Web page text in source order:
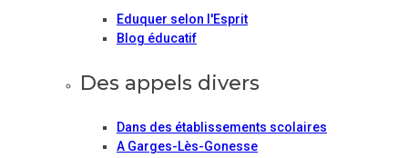
Eduquer selon l'Esprit
Blog éducatif
Des appels divers
Dans des établissements scolaires
A Garges-Lès-Gonesse